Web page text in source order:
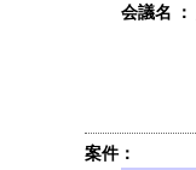
会議名
：
案件：